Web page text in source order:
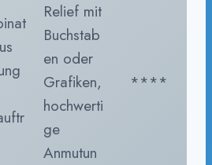
Relief mit
Buchstab
en oder
Grafiken,
hochwerti
ge
Anmutun
****